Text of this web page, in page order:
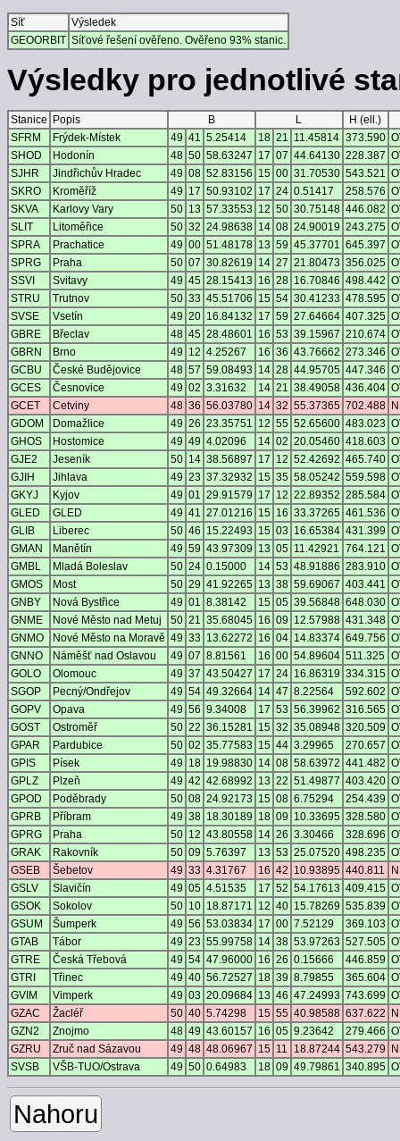
Síť
Výsledek
GEOORBIT Síťové řešení ověřeno. Ověřeno 93% stanic.
Výsledky pro jednotlivé
Stanice Popis B L
H (ell.)
SFRM
Frýdek-Místek 49 41 5.25414 18 21 11.45814 373.590
SHOD
Hodonín 48 50 58.63247 17 07 44.64130 228.387
SJHR
Jindřichův Hradec 49 08 52.83156 15 00 31.70530 543.521
SKRO
Kroměříž 49 17 50.93102 17 24 0.51417 258.576
SKVA
Karlovy Vary 50 13 57.33553 12 50 30.75148 446.082
SLIT
Litoměřice 50 32 24.98638 14 08 24.90019 243.275
SPRA
Prachatice 49 00 51.48178 13 59 45.37701 645.397
SPRG
Praha 50 07 30.82619 14 27 21.80473 356.025
SSVI
Svitavy 49 45 28.15413 16 28 16.70846 498.442
STRU
Trutnov 50 33 45.51706 15 54 30.41233 478.595
SVSE
Vsetín 49 20 16.84132 17 59 27.64664 407.325
GBRE
Břeclav 48 45 28.48601 16 53 39.15967 210.674
GBRN
Brno 49 12 4.25267 16 36 43.76662 273.346
GCBU
České Budějovice 48 57 59.08493 14 28 44.95705 447.346
GCES
Česnovice 49 02 3.31632 14 21 38.49058 436.404
GCET
Cetviny 48 36 56.03780 14 32 55.37365 702.488
GDOM
Domažlice 49 26 23.35751 12 55 52.65600 483.023
GHOS
Hostomice 49 49 4.02096 14 02 20.05460 418.603
GJE2
Jeseník 50 14 38.56897 17 12 52.42692 465.740
GJIH
Jihlava 49 23 37.32932 15 35 58.05242 559.598
GKYJ
Kyjov 49 01 29.91579 17 12 22.89352 285.584
GLED
GLED 49 41 27.01216 15 16 33.37265 461.536
GLIB
Liberec 50 46 15.22493 15 03 16.65384 431.399
GMAN
Manětín 49 59 43.97309 13 05 11.42921 764.121
GMBL
Mladá Boleslav 50 24 0.15000 14 53 48.91886 283.910
GMOS
Most 50 29 41.92265 13 38 59.69067 403.441
GNBY
Nová Bystřice 49 01 8.38142 15 05 39.56848 648.030
GNME
Nové Město nad Metuj 50 21 35.68045 16 09 12.57988 431.348
GNMO
Nové Město na Moravě 49 33 13.62272 16 04 14.83374 649.756
GNNO
Náměšť nad Oslavou 49 07 8.81561 16 00 54.89604 511.325
GOLO
Olomouc 49 37 43.50427 17 24 16.86319 334.315
SGOP
Pecný/Ondřejov 49 54 49.32664 14 47 8.22564 592.602
GOPV
Opava 49 56 9.34008 17 53 56.39962 316.565
GOST
Ostroměř 50 22 36.15281 15 32 35.08948 320.509
GPAR
Pardubice 50 02 35.77583 15 44 3.29965 270.657
GPIS
Písek 49 18 19.98830 14 08 58.63972 441.482
GPLZ
Plzeň 49 42 42.68992 13 22 51.49877 403.420
GPOD
Poděbrady 50 08 24.92173 15 08 6.75294 254.439
GPRB
Příbram 49 38 18.30189 18 09 10.33695 328.580
GPRG
Praha 50 12 43.80558 14 26 3.30466 328.696
GRAK
Rakovník 50 09 5.76397 13 53 25.07520 498.235
GSEB
Šebetov 49 33 4.31767 16 42 10.93895 440.811
GSLV
Slavičín 49 05 4.51535 17 52 54.17613 409.415
GSOK
Sokolov 50 10 18.87171 12 40 15.78269 535.839
GSUM
Šumperk 49 56 53.03834 17 00 7.52129 369.103
GTAB
Tábor 49 23 55.99758 14 38 53.97263 527.505
GTRE
Česká Třebová 49 54 47.96000 16 26 0.15666 446.859
GTRI
Třinec 49 40 56.72527 18 39 8.79855 365.604
GVIM
Vimperk 49 03 20.09684 13 46 47.24993 743.699
GZAC
Žacléř 50 40 5.74298 15 55 40.98588 637.622
GZN2
Znojmo 48 49 43.60157 16 05 9.23642 279.466
GZRU
Zruč nad Sázavou 49 48 48.06967 15 11 18.87244 543.279
SVSB
VŠB-TUO/Ostrava 49 50 0.64983 18 09 49.79861 340.895
Nahoru